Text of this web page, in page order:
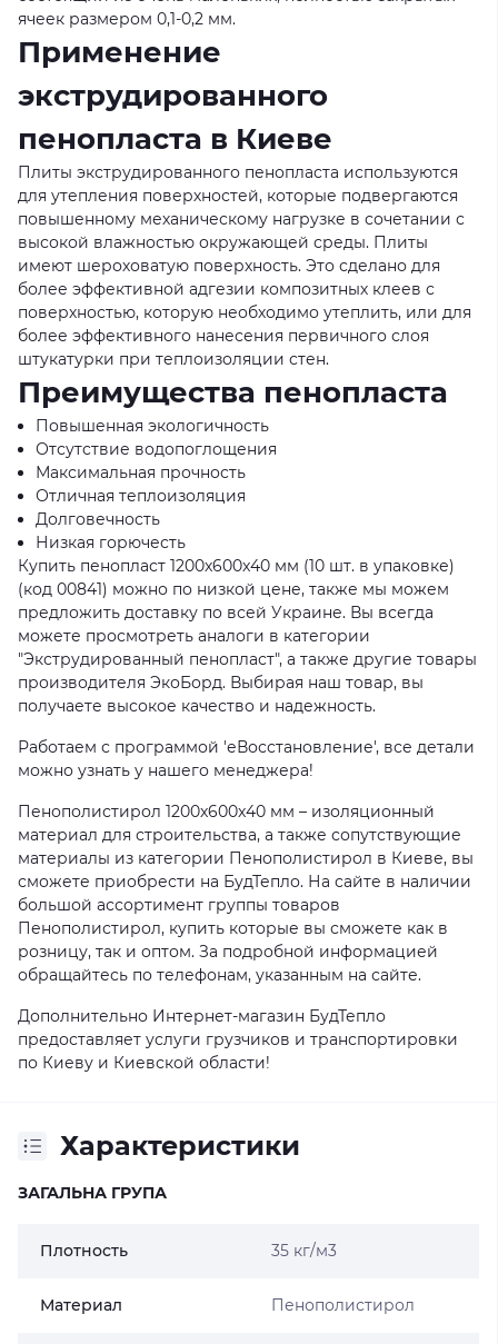
ячеек размером 0,1-0,2 мм.
Применение
экструдированного
пенопласта в Киеве
Плиты экструдированного пенопласта используются
для утепления поверхностей, которые подвергаются
повышенному механическому нагрузке в сочетании с
высокой влажностью окружающей среды. Плиты
имеют шероховатую поверхность. Это сделано для
более эффективной адгезии композитных клеев с
поверхностью, которую необходимо утеплить, или для
более эффективного нанесения первичного слоя
штукатурки при теплоизоляции стен.
Преимущества пенопласта
Повышенная экологичность
Отсутствие водопоглощения
Максимальная прочность
Отличная теплоизоляция
Долговечность
Низкая горючесть
Купить пенопласт 1200x600x40 мм (10 шт. в упаковке)
(код 00841) можно по низкой цене, также мы можем
предложить доставку по всей Украине. Вы всегда
можете просмотреть аналоги в категории
"Экструдированный пенопласт", а также другие товары
производителя ЭкоБорд. Выбирая наш товар, вы
получаете высокое качество и надежность.
Работаем с программой 'еВосстановление', все детали
можно узнать у нашего менеджера!
Пенополистирол 1200x600x40 мм – изоляционный
материал для строительства, а также сопутствующие
материалы из категории Пенополистирол в Киеве, вы
сможете приобрести на БудТепло. На сайте в наличии
большой ассортимент группы товаров
Пенополистирол, купить которые вы сможете как в
розницу, так и оптом. За подробной информацией
обращайтесь по телефонам, указанным на сайте.
Дополнительно Интернет-магазин БудТепло
предоставляет услуги грузчиков и транспортировки
по Киеву и Киевской области!
Характеристики
ЗАГАЛЬНА ГРУПА
Плотность 35 кг/м3
Материал Пенополистирол